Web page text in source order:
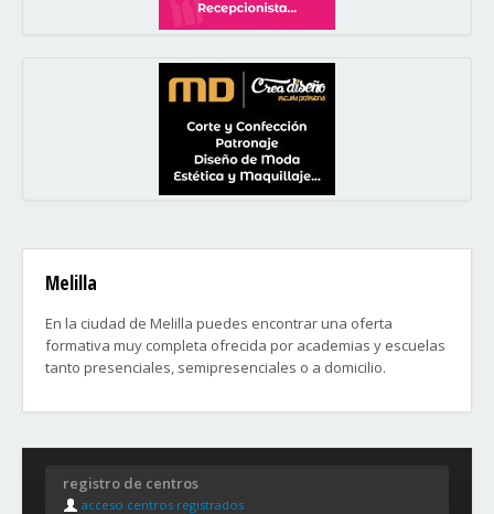
Melilla
En la ciudad de Melilla puedes encontrar una oferta
formativa muy completa ofrecida por academias y escuelas
tanto presenciales, semipresenciales o a domicilio.
registro de centros
acceso centros registrados